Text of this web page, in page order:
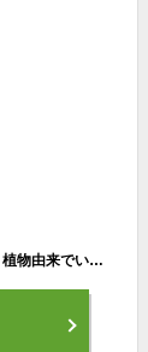
ボディクリーム プレゼント ギフト 仕様 ポンプ式 植物由来でいい香りのする保湿ボディローション クワトロボタニコ | ボタニカル ボディ ミルク 男性・女性兼用のユニセックス 全身乾燥肌のメンズ向け 父の日や誕生日プレゼントなどのギフトに。